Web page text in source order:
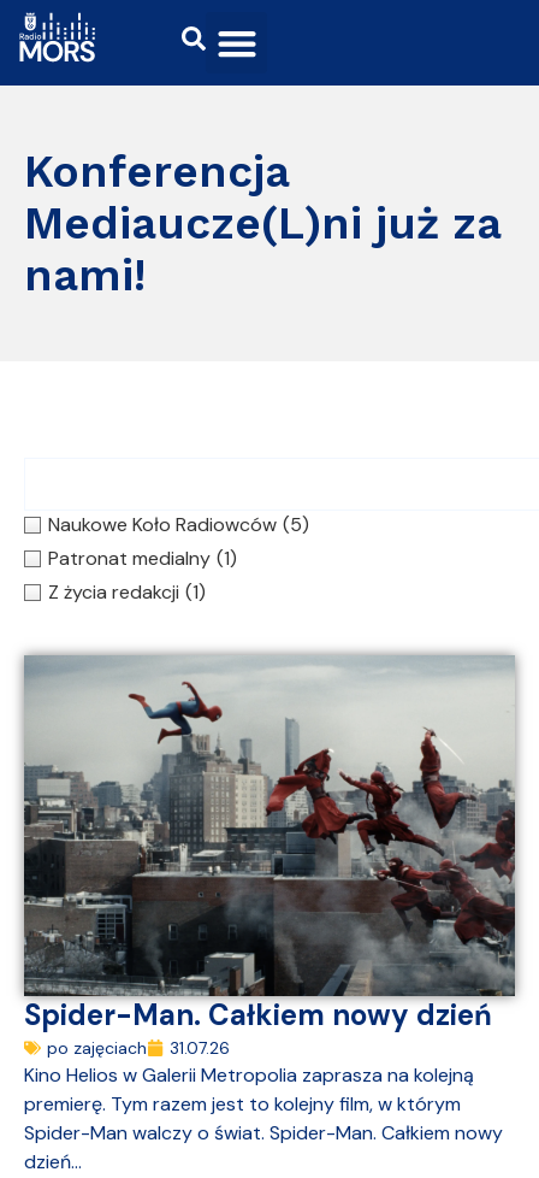
Konferencja
Mediaucze(L)ni już za
nami!
Naukowe Koło Radiowców (5)
Patronat medialny (1)
Z życia redakcji (1)
Spider-Man. Całkiem nowy dzień
po zajęciach 31.07.26
Kino Helios w Galerii Metropolia zaprasza na kolejną
premierę. Tym razem jest to kolejny film, w którym
Spider-Man walczy o świat. Spider-Man. Całkiem nowy
dzień...